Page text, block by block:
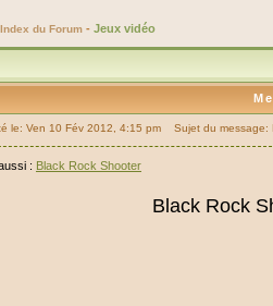
Index du Forum - Jeux vidéo
le: Ven 10 Fév 2012, 4:15 pm Sujet du message:
: Black Rock Shooter
Black Rock